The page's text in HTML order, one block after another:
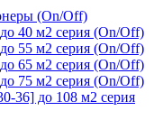
(On/Off)
40 м2 серия (On/Off)
55 м2 серия (On/Off)
65 м2 серия (On/Off)
75 м2 серия (On/Off)
36] до 108 м2 серия